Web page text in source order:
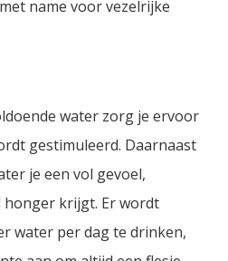
name voor vezelrijke
water zorg je ervoor
gestimuleerd. Daarnaast
je een vol gevoel,
krijgt. Er wordt
water per dag te drinken,